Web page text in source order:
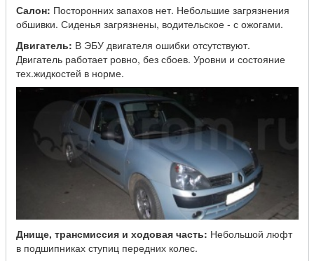
Салон: Посторонних запахов нет. Небольшие загрязнения
обшивки. Сиденья загрязнены, водительское - с ожогами.
Двигатель: В ЭБУ двигателя ошибки отсутствуют.
Двигатель работает ровно, без сбоев. Уровни и состояние
тех.жидкостей в норме.
Днище, трансмиссия и ходовая часть: Небольшой люфт
в подшипниках ступиц передних колес.